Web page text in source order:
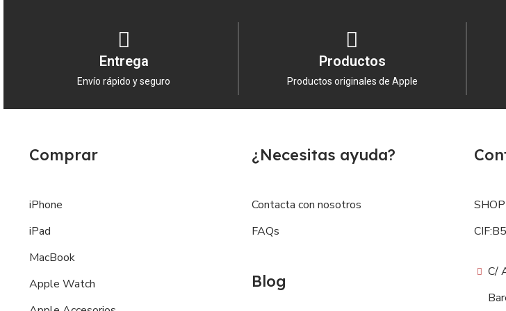
Entrega
Envío rápido y seguro
Productos
Productos originales de Apple
Comprar
iPhone
iPad
MacBook
Apple Watch
¿Necesitas ayuda?
Contacta con nosotros
FAQs
Blog
C/